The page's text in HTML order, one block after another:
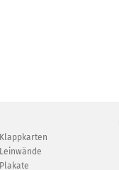
Klappkarten
Leinwände
Plakate